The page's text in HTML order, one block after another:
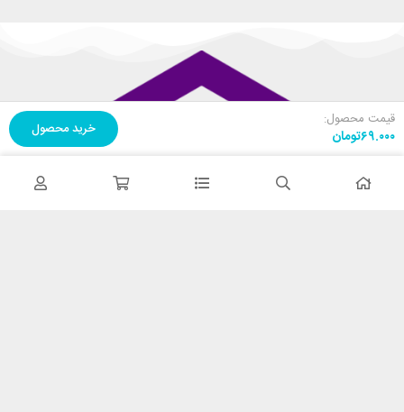
قیمت محصول:
تومان۶۹.۰۰۰ خرید محصول